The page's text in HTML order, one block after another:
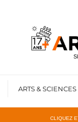
ARTS & SCIENCES
CLIQUEZ